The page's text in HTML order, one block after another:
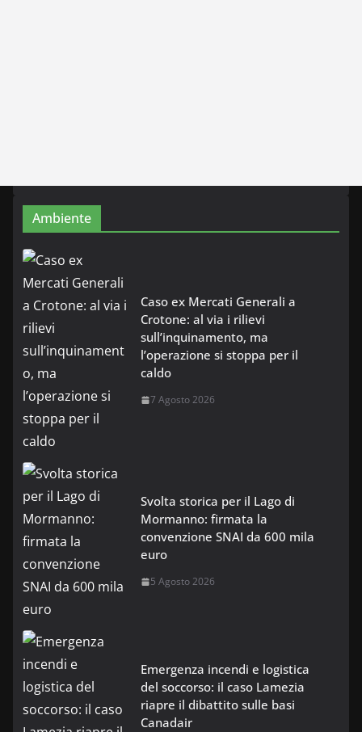
Ambiente
Caso ex Mercati Generali a
Crotone: al via i rilievi
sull’inquinamento, ma
l’operazione si stoppa per il
caldo
7 Agosto 2026
Svolta storica per il Lago di
Mormanno: firmata la
convenzione SNAI da 600 mila
euro
5 Agosto 2026
Emergenza incendi e logistica
del soccorso: il caso Lamezia
riapre il dibattito sulle basi
Canadair